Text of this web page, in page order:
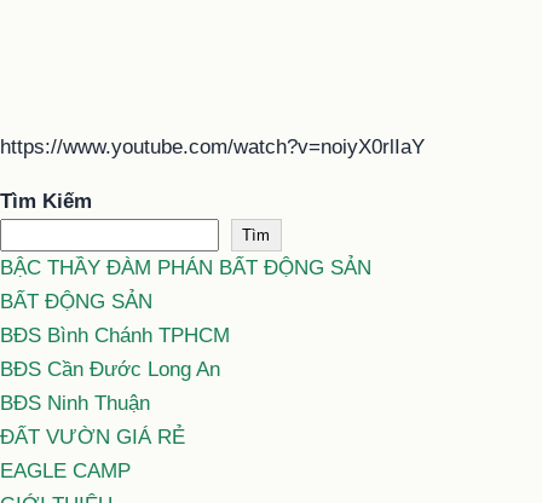
https://www.youtube.com/watch?v=noiyX0rlIaY
Tìm Kiếm
Tìm
BẬC THẦY ĐÀM PHÁN BẤT ĐỘNG SẢN
BẤT ĐỘNG SẢN
BĐS Bình Chánh TPHCM
BĐS Cần Đước Long An
BĐS Ninh Thuận
ĐẤT VƯỜN GIÁ RẺ
EAGLE CAMP